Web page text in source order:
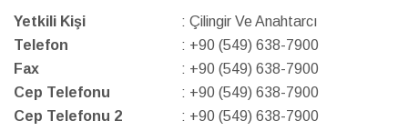
Yetkili Kişi
: Çilingir Ve Anahtarcı
Telefon
: +90 (549) 638-7900
Fax
: +90 (549) 638-7900
Cep Telefonu
: +90 (549) 638-7900
Cep Telefonu 2
: +90 (549) 638-7900